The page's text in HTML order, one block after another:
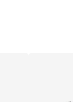
Рукоятки для